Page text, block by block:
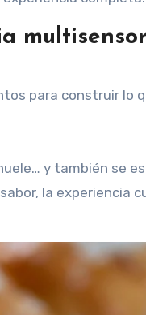
para construir lo
y también se
la experiencia